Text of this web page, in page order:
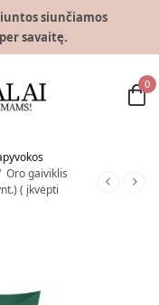
siunčiamos
savaitę.
0
Oro gaiviklis
( įkvėpti